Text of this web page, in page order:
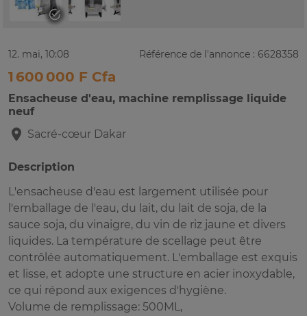
12. mai, 10:08 Référence de l'annonce : 6628358
1 600 000 F Cfa
Ensacheuse d'eau, machine remplissage liquide
neuf
Sacré-cœur Dakar
Description
L'ensacheuse d'eau est largement utilisée pour
l'emballage de l'eau, du lait, du lait de soja, de la
sauce soja, du vinaigre, du vin de riz jaune et divers
liquides. La température de scellage peut être
contrôlée automatiquement. L'emballage est exquis
et lisse, et adopte une structure en acier inoxydable,
ce qui répond aux exigences d'hygiène.
Volume de remplissage: 500ML,